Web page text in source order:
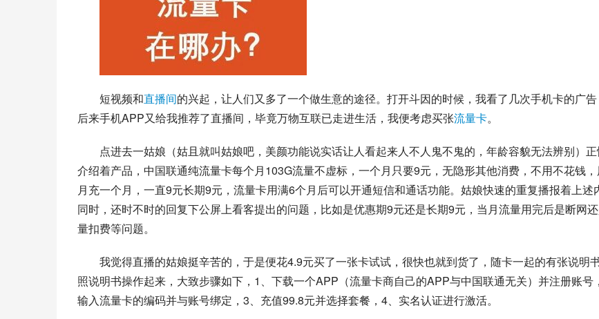
短视频和直播间的兴起，让人们又多了一个做生意的途径。打开斗因的时候，我看了几次手机卡的广
后来手机APP又给我推荐了直播间，毕竟万物互联已走进生活，我便考虑买张流量卡。
点进去一姑娘（姑且就叫姑娘吧，美颜功能说实话让人看起来人不人鬼不鬼的，年龄容貌无法辨别）
介绍着产品，中国联通纯流量卡每个月103G流量不虚标，一个月只要9元，无隐形其他消费，不用不花钱
月充一个月，一直9元长期9元，流量卡用满6个月后可以开通短信和通话功能。姑娘快速的重复播报着上述
同时，还时不时的回复下公屏上看客提出的问题，比如是优惠期9元还是长期9元，当月流量用完后是断网
量扣费等问题。
我觉得直播的姑娘挺辛苦的，于是便花4.9元买了一张卡试试，很快也就到货了，随卡一起的有张说明
照说明书操作起来，大致步骤如下，1、下载一个APP（流量卡商自己的APP与中国联通无关）并注册账号
输入流量卡的编码并与账号绑定，3、充值99.8元并选择套餐，4、实名认证进行激活。